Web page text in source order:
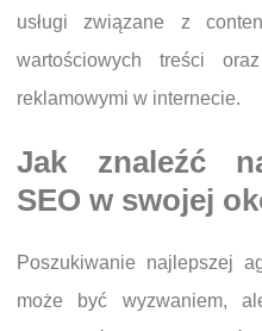
usługi związane z
wartościowych treści
reklamowymi w internecie.
Jak znaleźć
SEO w swojej
Poszukiwanie najlepszej
może być wyzwaniem,